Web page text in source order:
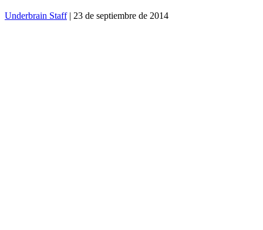
Underbrain Staff| 23 de septiembre de 2014